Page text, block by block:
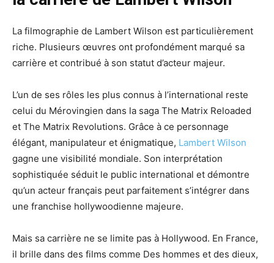
La filmographie de Lambert Wilson est particulièrement
riche. Plusieurs œuvres ont profondément marqué sa
carrière et contribué à son statut d’acteur majeur.
L’un de ses rôles les plus connus à l’international reste
celui du Mérovingien dans la saga The Matrix Reloaded
et The Matrix Revolutions. Grâce à ce personnage
élégant, manipulateur et énigmatique, Lambert Wilson
gagne une visibilité mondiale. Son interprétation
sophistiquée séduit le public international et démontre
qu’un acteur français peut parfaitement s’intégrer dans
une franchise hollywoodienne majeure.
Mais sa carrière ne se limite pas à Hollywood. En France,
il brille dans des films comme Des hommes et des dieux,